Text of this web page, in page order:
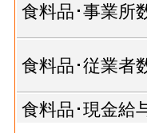
食料品･事業所
食料品･従業者
食料品･現金給